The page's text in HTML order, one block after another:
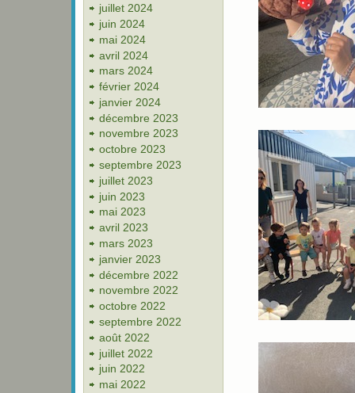
juillet 2024
juin 2024
mai 2024
avril 2024
mars 2024
février 2024
janvier 2024
décembre 2023
novembre 2023
octobre 2023
septembre 2023
juillet 2023
juin 2023
mai 2023
avril 2023
mars 2023
janvier 2023
décembre 2022
novembre 2022
octobre 2022
septembre 2022
août 2022
juillet 2022
juin 2022
mai 2022